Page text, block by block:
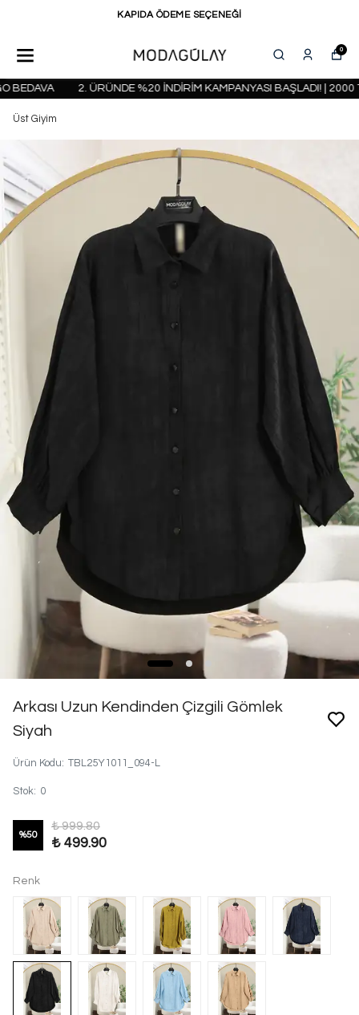
KAPIDA ÖDEME SEÇENEĞİ
0
2. ÜRÜNDE %20 İNDİRİM KAMPANYASI BAŞLADI! | 2000
Üst Giyim
Arkası Uzun Kendinden Çizgili Gömlek
Siyah
Ürün Kodu: TBL25Y1011_094-L
Stok: 0
%50
₺ 999.80
₺ 499.90
Renk